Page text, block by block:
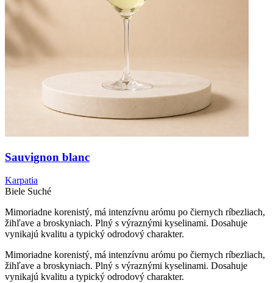
Sauvignon blanc
Karpatia
Biele Suché
Mimoriadne korenistý, má intenzívnu arómu po čiernych ríbezliach,
žihľave a broskyniach. Plný s výraznými kyselinami. Dosahuje
vynikajú kvalitu a typický odrodový charakter.
Mimoriadne korenistý, má intenzívnu arómu po čiernych ríbezliach,
žihľave a broskyniach. Plný s výraznými kyselinami. Dosahuje
vynikajú kvalitu a typický odrodový charakter.